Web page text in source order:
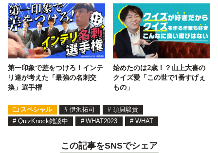
第一印象で差をつけろ！インテ
リ達が考えた「最強の名刺交
換」選手権
始めたのは2歳！？山上大喜の
クイズ愛「この世で1番すげぇ
もの」
スペシャル # 伊沢拓司 # 須貝駿貴
# QuizKnock雑談中 # WHAT2023 # WHAT
この記事をSNSでシェア